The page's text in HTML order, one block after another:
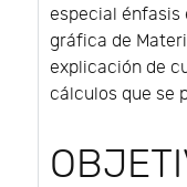
especial énfasis
gráfica de
explicación de
cálculos que se